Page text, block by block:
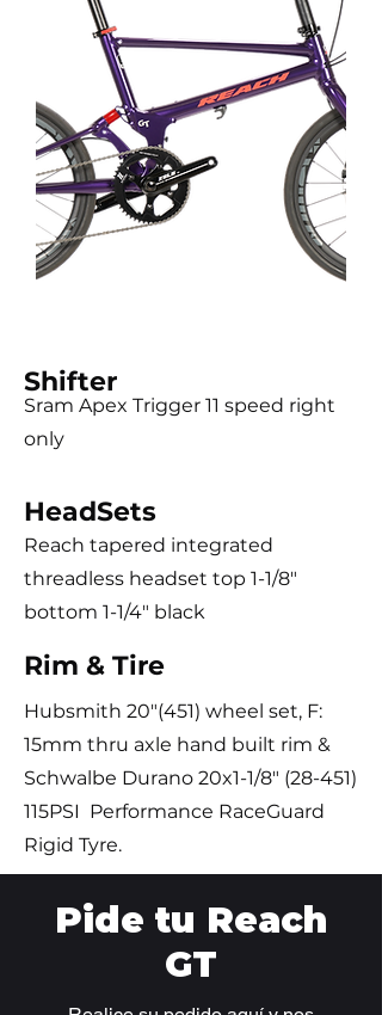
Shifter
Sram Apex Trigger 11 speed right
only
HeadSets
Reach tapered integrated
threadless headset top 1-1/8"
bottom 1-1/4" black
Rim & Tire
Hubsmith 20"(451) wheel set, F:
15mm thru axle hand built rim &
Schwalbe Durano 20x1-1/8" (28-451)
115PSI Performance RaceGuard
Rigid Tyre.
Pide tu Reach
GT